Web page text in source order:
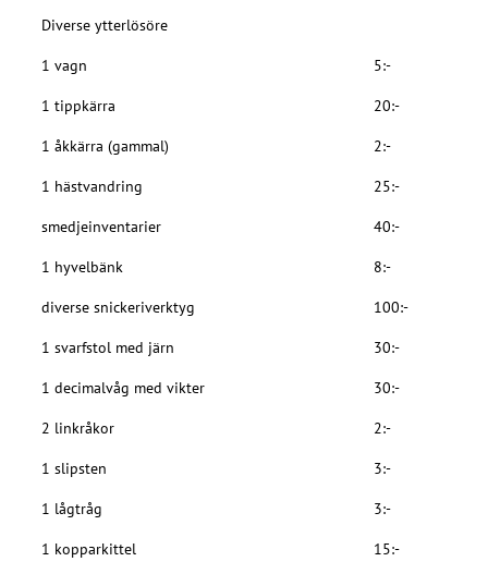
Diverse ytterlösöre
1 vagn 5:-
1 tippkärra 20:-
1 åkkärra (gammal) 2:-
1 hästvandring 25:-
smedjeinventarier 40:-
1 hyvelbänk 8:-
diverse snickeriverktyg 100:-
1 svarfstol med järn 30:-
1 decimalvåg med vikter 30:-
2 linkråkor 2:-
1 slipsten 3:-
1 lågtråg 3:-
1 kopparkittel 15:-